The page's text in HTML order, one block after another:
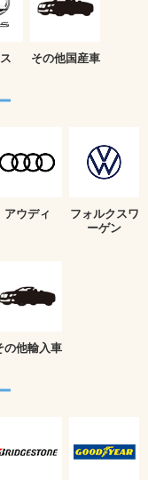
その他国産車
アウディ
フォルクスワ
ーゲン
の他輸入車